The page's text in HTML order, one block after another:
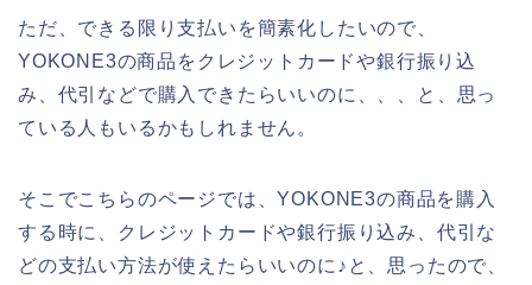
ただ、できる限り支払いを簡素化したいので、
YOKONE3の商品をクレジットカードや銀行振り込
み、代引などで購入できたらいいのに、、、と、思っ
ている人もいるかもしれません。
そこでこちらのページでは、YOKONE3の商品を購入
する時に、クレジットカードや銀行振り込み、代引な
どの支払い方法が使えたらいいのに♪と、思ったので、